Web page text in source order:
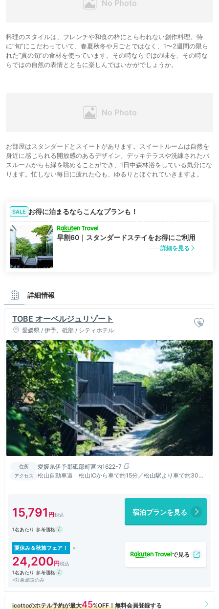
料理のスタイルは、フレンチや和食の枠にとらわれない創作料理。特
に”旬”にこだわっていて、春夏秋冬や月ごとではなく、1〜2週間の限ら
れた”真の旬”の食材を使っています。その時ならではの味を、その時な
らではの自然の表情とともに楽しんではいかがでしょうか。
お部屋はスタンダードとスイートがあります。スイートルームは自然を
身近に感じられる開放感のあるデザイン。デッキテラスや洗練されたバ
スルームからも緑を眺めることができ、1日中森林浴をしている気分にな
ります。忙しない毎日に疲れた心も、ゆるりとほぐれていきますよ。
SALE お得に泊まるならこんなプランも！
早割60｜スタンダードステイをお得にご利用
詳細を見る
詳細情報
TOBE オーベルジュリゾート
愛媛県 / 伊予、砥部 / シティホテル
住所 愛媛県伊予郡砥部町宮内1622-7
アクセス
松山自動車道 松山ICから車で約15分／松山駅より車で約30分
15,791 宿泊プランを見る
1名あたり 参考価格
夏休み＆秋旅フェア！
24,200
1名あたり 参考価格
※対象施設のみ